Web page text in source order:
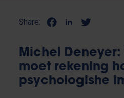
Share:
Michel
moet rekening
psychologishe